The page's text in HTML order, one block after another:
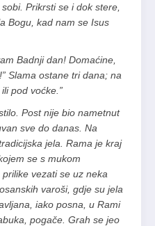
Prikrsti se i dok stere,
Bogu, kad nam se Isus
Badnji dan! Domaćine,
Slama ostane tri dana; na
pod voćke.”
Post nije bio nametnut
sve do danas. Na
jela. Rama je kraj
se s mukom
vezati se uz neka
varoši, gdje su jela
iako posna, u Rami
pogače. Grah se jeo